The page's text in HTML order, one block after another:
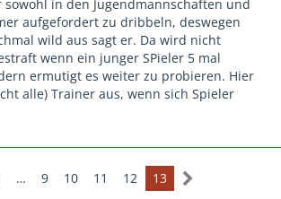
in den Jugendmannschaften und
aufgefordert zu dribbeln, deswegen
wild aus sagt er. Da wird nicht
wenn ein junger SPieler 5 mal
ermutigt es weiter zu probieren. Hier
alle) Trainer aus, wenn sich Spieler
… 9 10 11 12 13